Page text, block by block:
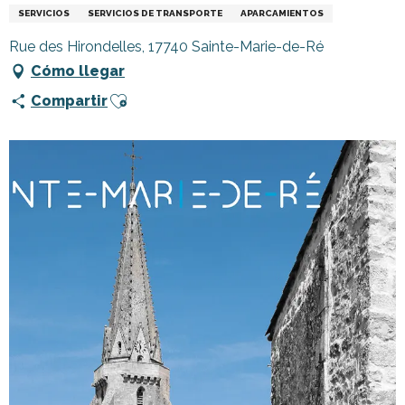
SERVICIOS SERVICIOS DE TRANSPORTE APARCAMIENTOS
Rue des Hirondelles, 17740 Sainte-Marie-de-Ré
Cómo llegar
CompartirAjouter aux favoris